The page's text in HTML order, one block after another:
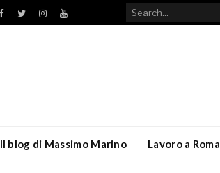
Facebook
TwitterInstagramYouTube
Il blog di Massimo Marino Lavoro a Roma